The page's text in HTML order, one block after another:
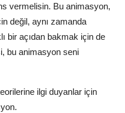
vermelisin. Bu animasyon,
değil, aynı zamanda
bir açıdan bakmak için de
bu animasyon seni
ilgi duyanlar için